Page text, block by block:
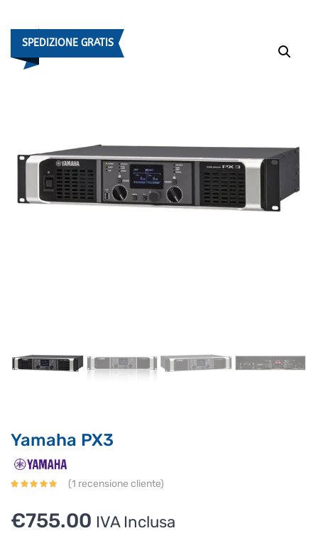
SPEDIZIONE GRATIS
Yamaha PX3
(1 recensione cliente)
€755.00 IVA Inclusa
Supporto clienti
Ciao, Come posso aiutarti?
Puoi chiedermi informazioni generali o specifiche su certi